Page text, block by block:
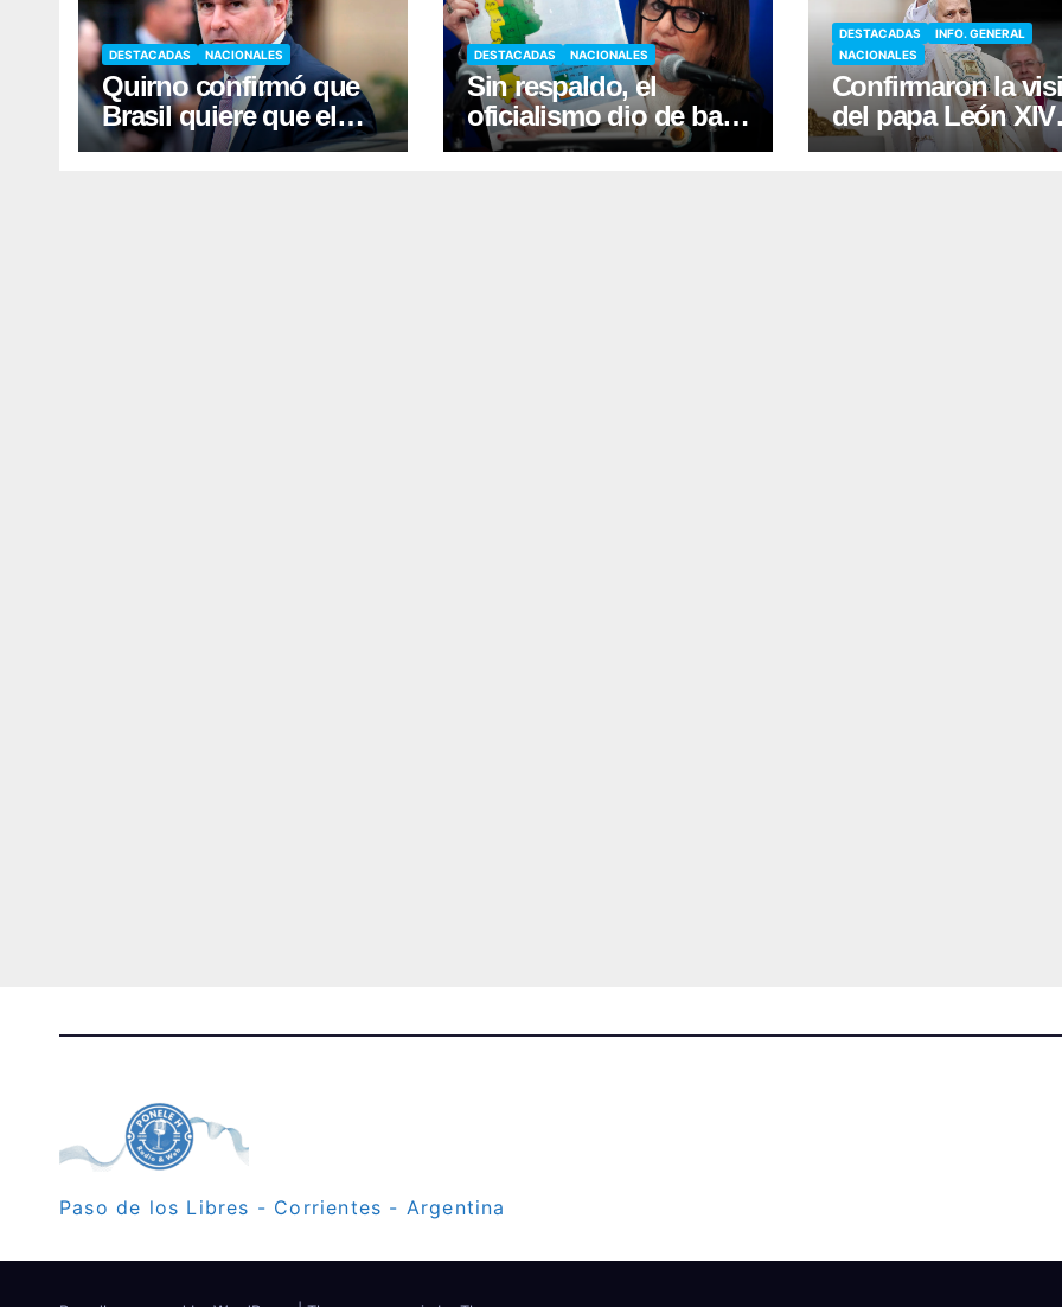
DESTACADAS NACIONALES
Quirno confirmó que
Brasil quiere que el
embajador argentino
DESTACADAS NACIONALES
Sin respaldo, el
oficialismo dio de baja
la cláusula de venta de
DESTACADAS
INFO. GENERAL
NACIONALES
Confirmaron la
del papa León XIV
para noviembre a
Paso de los Libres - Corrientes - Argentina